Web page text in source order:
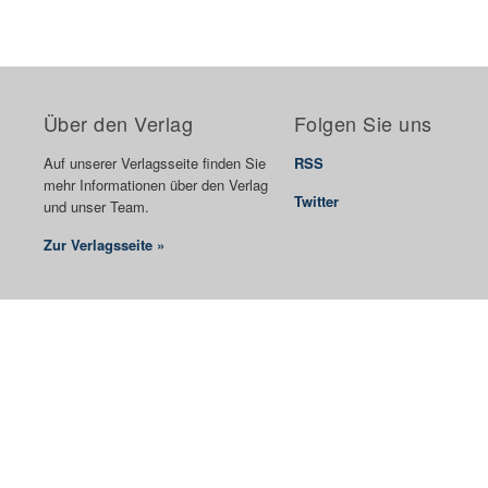
Über den Verlag
Auf unserer Verlagsseite finden Sie
mehr Informationen über den Verlag
und unser Team.
Zur Verlagsseite »
Folgen Sie uns
RSS
Twitter